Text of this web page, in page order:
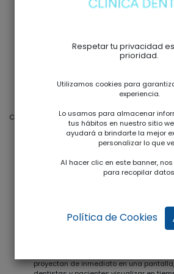
Características Destacadas del Escáner
Sin Moldes Tradicionales:Adiós a los
impresión. Con el Escáner Intraoral,
materiales de impresión tradicionales,
incomodidad para nuestros pacientes
dientes y las estructuras circundantes
velocidad y exactitud del escaneo
proceso de diagnóstico y planificación
proyectan de inmediato en una
Respetar tu privacidad
prioridad.
Utilizamos cookies para
experiencia.
Lo usamos para almacenar
tus hábitos en nuestro sitio
ayudará a brindarte la mejor
personalizar lo que
Al hacer clic en este banner,
para recopilar
Política de Cookies